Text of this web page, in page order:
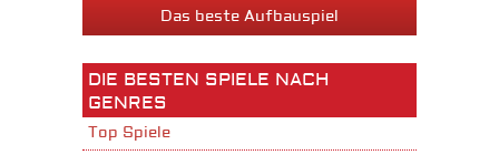
Das beste Aufbauspiel
DIE BESTEN SPIELE NACH
GENRES
Top Spiele